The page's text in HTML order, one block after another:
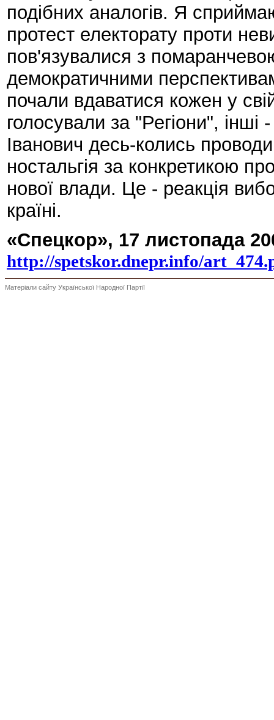
подібних аналогів. Я
протест електорату проти
пов'язувалися з
демократичними
почали вдаватися кожен у
голосували за "Регіони",
Іванович десь-колись
ностальгія за конкретикою
нової влади. Це - реакція
країні.
«Спецкор», 17 листопада
http://spetskor.dnepr.info/
Матеріали сайту Української Народної Партії